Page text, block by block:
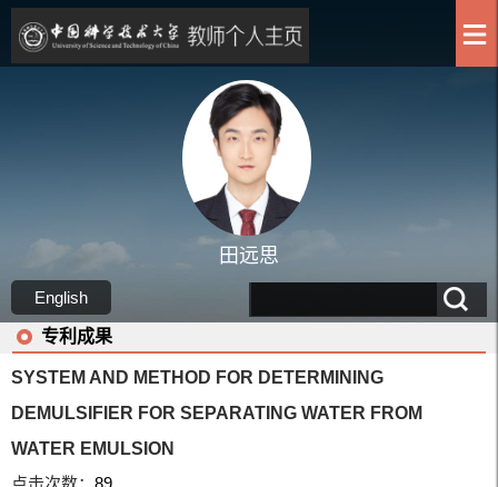
田远思
English
专利成果
SYSTEM AND METHOD FOR DETERMINING
DEMULSIFIER FOR SEPARATING WATER FROM
WATER EMULSION
点击次数：89